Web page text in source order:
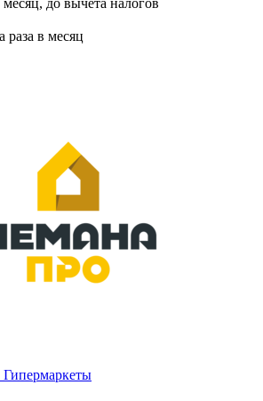
месяц, до вычета налогов
в месяц